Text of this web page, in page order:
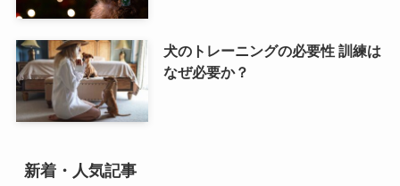
犬のトレーニングの必要性 訓練は
なぜ必要か？
新着・人気記事